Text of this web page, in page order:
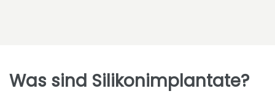
Was sind Silikonimplantate?